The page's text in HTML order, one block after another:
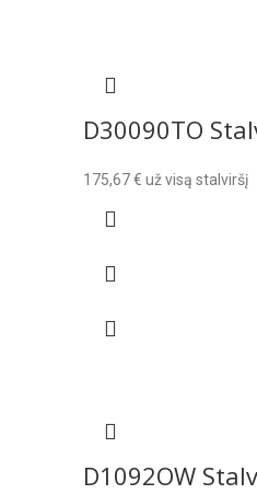
D30090TO
175,67€ už visą stalviršį
D1092OW